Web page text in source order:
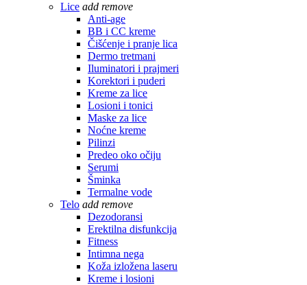
Lice add remove
Anti-age
BB i CC kreme
Čišćenje i pranje lica
Dermo tretmani
Iluminatori i prajmeri
Korektori i puderi
Kreme za lice
Losioni i tonici
Maske za lice
Noćne kreme
Pilinzi
Predeo oko očiju
Serumi
Šminka
Termalne vode
Telo add remove
Dezodoransi
Erektilna disfunkcija
Fitness
Intimna nega
Koža izložena laseru
Kreme i losioni